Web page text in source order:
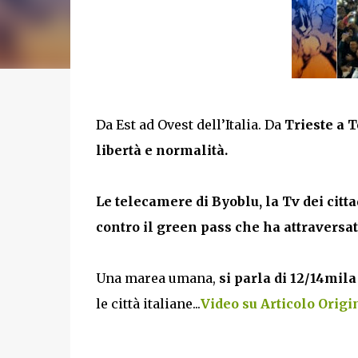
Da Est ad Ovest dell’Italia. Da Trieste a
libertà e normalità.
Le telecamere di Byoblu, la Tv dei
contro il green pass che ha
Una marea umana, si parla di 12/
le città italiane...Video su Articolo